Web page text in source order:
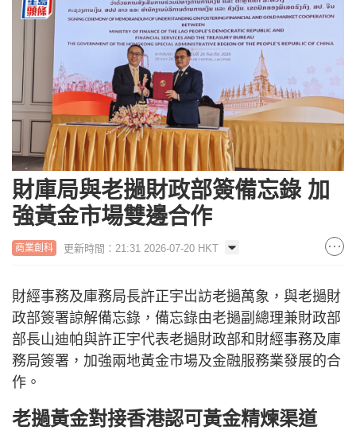
財庫局與老撾財政部簽備忘錄 加
強黃金市場雙邊合作
商業創科 更新時間：21:31 2026-07-20 HKT
財經事務及庫務局長許正宇岀訪老撾萬象，與老撾財
政部簽署諒解備忘錄，備忘錄由老撾副總理兼財政部
部長山迪帕與許正宇代表老撾財政部和財經事務及庫
務局簽署，加強兩地黃金市場及金融服務業發展的合
作。
老撾黃金對接香港認可黃金精煉渠道